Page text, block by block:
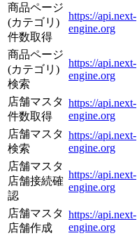
商品ページ
(カテゴリ)
件数取得
https://api.next-
engine.org
商品ページ
(カテゴリ)
検索
https://api.next-
engine.org
店舗マスタ
件数取得
https://api.next-
engine.org
店舗マスタ
検索
https://api.next-
engine.org
店舗マスタ
店舗接続確
認
https://api.next-
engine.org
店舗マスタ
店舗作成
https://api.next-
engine.org